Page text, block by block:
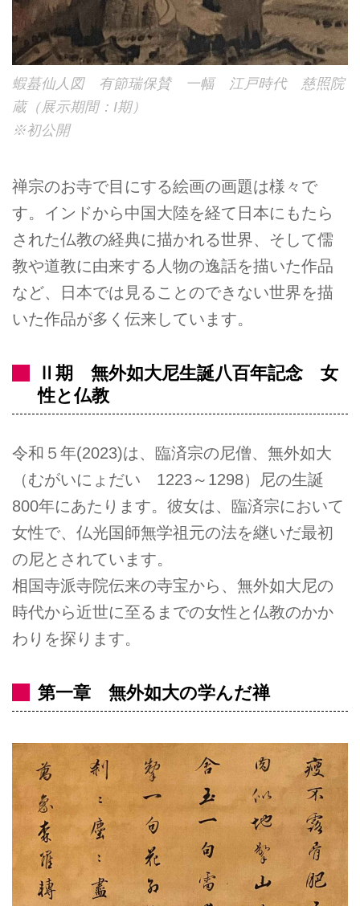
蝦蟇仙人図 有節瑞保賛 一幅 江戸時代 慈照院
蔵（展示期間：I期）
※初公開
禅宗のお寺で目にする絵画の画題は様々で
す。インドから中国大陸を経て日本にもたら
された仏教の経典に描かれる世界、そして儒
教や道教に由来する人物の逸話を描いた作品
など、日本では見ることのできない世界を描
いた作品が多く伝来しています。
Ⅱ期 無外如大尼生誕八百年記念 女
性と仏教
令和５年(2023)は、臨済宗の尼僧、無外如大
（むがいにょだい 1223～1298）尼の生誕
800年にあたります。彼女は、臨済宗において
女性で、仏光国師無学祖元の法を継いだ最初
の尼とされています。
相国寺派寺院伝来の寺宝から、無外如大尼の
時代から近世に至るまでの女性と仏教のかか
わりを探ります。
第一章 無外如大の学んだ禅